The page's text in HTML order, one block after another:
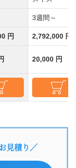
3週間～
円 2,792,000 円
20,000 円
見積り／